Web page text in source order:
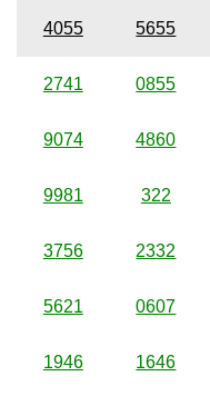
4055 5655
2741 0855
9074 4860
9981 322
3756 2332
5621 0607
1946 1646